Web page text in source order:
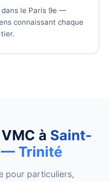
le Paris 9e —
connaissant chaque
à Saint-
— Trinité
pour particuliers,